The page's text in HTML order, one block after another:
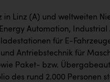
in Linz (A) und weltweiten
Automation,
für E-
Antriebstechnik für
Paket- bzw.
des rund 2.000 Personen